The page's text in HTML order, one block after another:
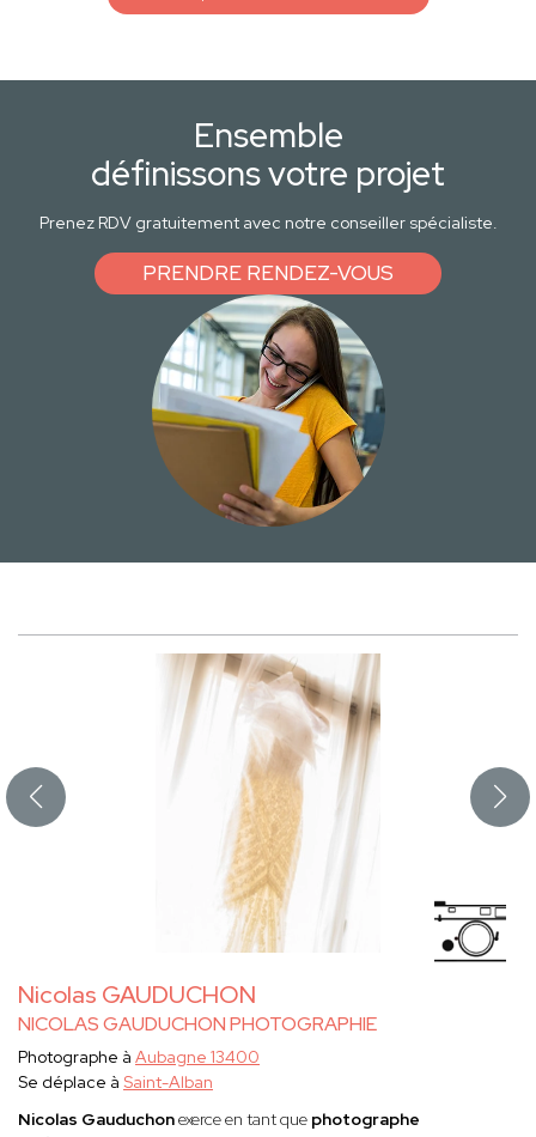
Ensemble
définissons votre projet
Prenez RDV gratuitement avec notre conseiller spécialiste.
PRENDRE RENDEZ-VOUS
Nicolas GAUDUCHON
NICOLAS GAUDUCHON PHOTOGRAPHIE
Photographe à Aubagne 13400
Se déplace à Saint-Alban
Nicolas Gauduchonexerce en tant que photographe